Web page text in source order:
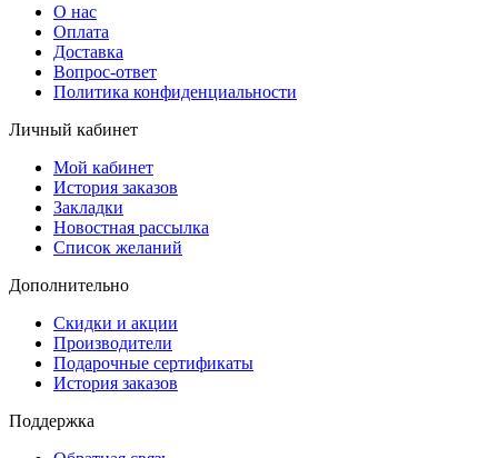
О нас
Оплата
Доставка
Вопрос-ответ
Политика конфиденциальности
Личный кабинет
Мой кабинет
История заказов
Закладки
Новостная рассылка
Список желаний
Дополнительно
Скидки и акции
Производители
Подарочные сертификаты
История заказов
Поддержка